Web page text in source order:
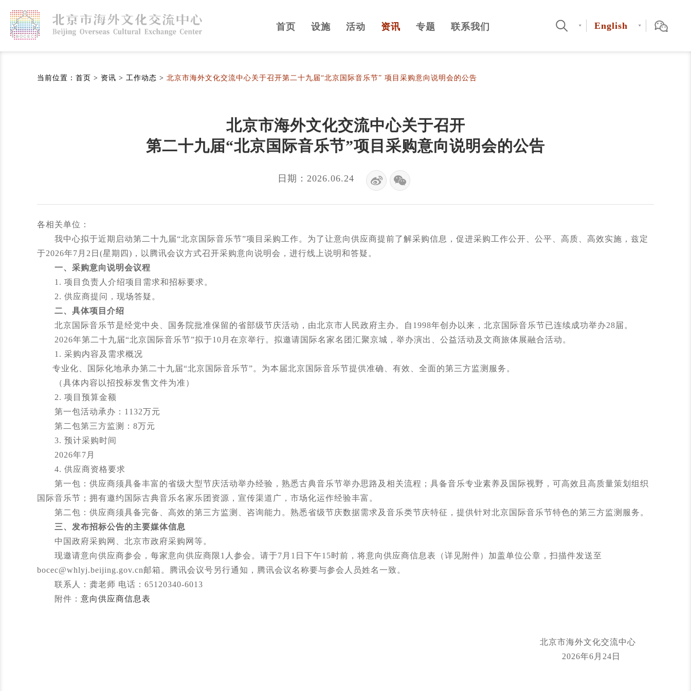
首页 设施 活动 资讯 专题 联系我们 English
当前位置： 首页 > 资讯 > 工作动态 > 北京市海外文化交流中心关于召开第二十九届“北京国际音乐节” 项目采购意向说明会的公告
北京市海外文化交流中心关于召开
第二十九届“北京国际音乐节”项目采购意向说明会的公告
日期：2026.06.24
各相关单位：
我中心拟于近期启动第二十九届“北京国际音乐节”项目采购工作。为了让意向供应商提前了解采购信息，促进采购工作公开、公平、高质、高效实施，兹定
于2026年7月2日(星期四)，以腾讯会议方式召开采购意向说明会，进行线上说明和答疑。
一、采购意向说明会议程
1. 项目负责人介绍项目需求和招标要求。
2. 供应商提问，现场答疑。
二、具体项目介绍
北京国际音乐节是经党中央、国务院批准保留的省部级节庆活动，由北京市人民政府主办。自1998年创办以来，北京国际音乐节已连续成功举办28届。
2026年第二十九届“北京国际音乐节”拟于10月在京举行。拟邀请国际名家名团汇聚京城，举办演出、公益活动及文商旅体展融合活动。
1. 采购内容及需求概况
专业化、国际化地承办第二十九届“北京国际音乐节”。为本届北京国际音乐节提供准确、有效、全面的第三方监测服务。
（具体内容以招投标发售文件为准）
2. 项目预算金额
第一包活动承办：1132万元
第二包第三方监测：8万元
3. 预计采购时间
2026年7月
4. 供应商资格要求
第一包：供应商须具备丰富的省级大型节庆活动举办经验，熟悉古典音乐节举办思路及相关流程；具备音乐专业素养及国际视野，可高效且高质量策划组织
国际音乐节；拥有邀约国际古典音乐名家乐团资源，宣传渠道广，市场化运作经验丰富。
第二包：供应商须具备完备、高效的第三方监测、咨询能力。熟悉省级节庆数据需求及音乐类节庆特征，提供针对北京国际音乐节特色的第三方监测服务。
三、发布招标公告的主要媒体信息
中国政府采购网、北京市政府采购网等。
现邀请意向供应商参会，每家意向供应商限1人参会。请于7月1日下午15时前，将意向供应商信息表（详见附件）加盖单位公章，扫描件发送至
bocec@whlyj.beijing.gov.cn邮箱。腾讯会议号另行通知，腾讯会议名称要与参会人员姓名一致。
联系人：龚老师 电话：65120340-6013
附件： 意向供应商信息表
北京市海外文化交流中心
2026年6月24日